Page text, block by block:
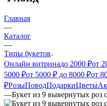
Главная
—
Каталог
—
Типы букетов
Онлайн витринадо 2000 ₽от
5000 ₽от 5000 ₽ до 8000 ₽от
₽РозыПоводПодаркиЦветы
—Букет из 9 вывернутых роз